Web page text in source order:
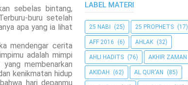
sebelas bintang,
buru setelah
apa yang ia lihat
mendengar cerita
adalah mimpi
membenarkan
kenikmatan hidup
hari depanmu
LABEL MATERI
25 NABI (25) 25 PROPHETS (17)
AFF 2016 (6) AHLAK (32)
AHLI HADITS (76) AKHIR ZAMAN
AKIDAH (62) AL QUR'AN (85)